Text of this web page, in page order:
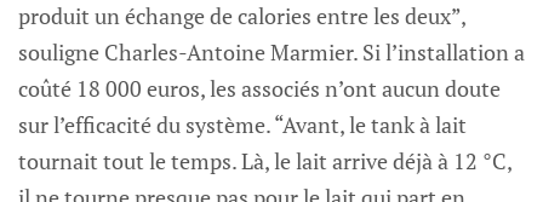
produit un échange de calories entre les deux”,
souligne Charles-Antoine Marmier. Si l’installation a
coûté 18 000 euros, les associés n’ont aucun doute
sur l’efficacité du système. “Avant, le tank à lait
tournait tout le temps. Là, le lait arrive déjà à 12 °C,